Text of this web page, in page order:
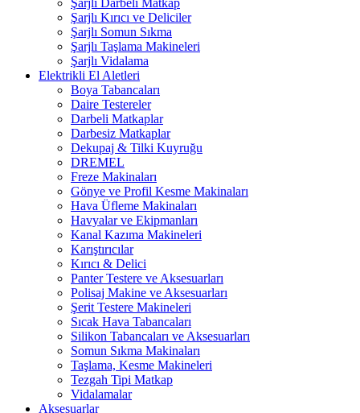
Şarjlı Darbeli Matkap
Şarjlı Kırıcı ve Deliciler
Şarjlı Somun Sıkma
Şarjlı Taşlama Makineleri
Şarjlı Vidalama
Elektrikli El Aletleri
Boya Tabancaları
Daire Testereler
Darbeli Matkaplar
Darbesiz Matkaplar
Dekupaj & Tilki Kuyruğu
DREMEL
Freze Makinaları
Gönye ve Profil Kesme Makinaları
Hava Üfleme Makinaları
Havyalar ve Ekipmanları
Kanal Kazıma Makineleri
Karıştırıcılar
Kırıcı & Delici
Panter Testere ve Aksesuarları
Polisaj Makine ve Aksesuarları
Şerit Testere Makineleri
Sıcak Hava Tabancaları
Silikon Tabancaları ve Aksesuarları
Somun Sıkma Makinaları
Taşlama, Kesme Makineleri
Tezgah Tipi Matkap
Vidalamalar
Aksesuarlar